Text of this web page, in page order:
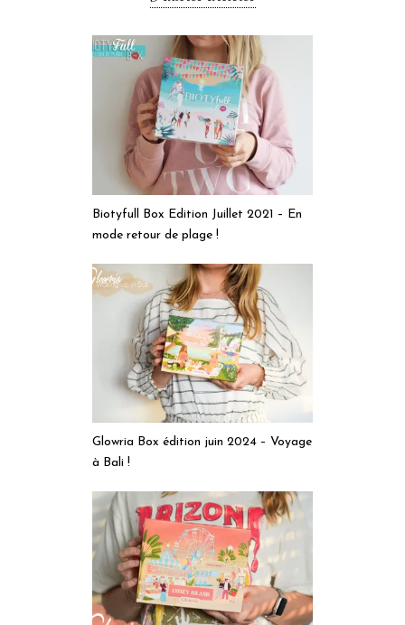
Biotyfull Box Edition Juillet 2021 – En
mode retour de plage !
Glowria Box édition juin 2024 – Voyage
à Bali !